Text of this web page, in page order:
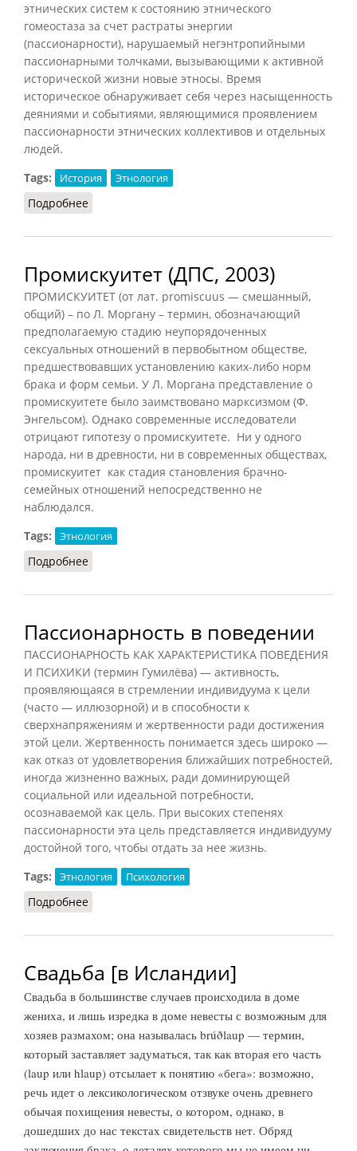
этнических систем к состоянию этнического
гомеостаза за счет растраты энергии
(пассионарности), нарушаемый негэнтропийными
пассионарными толчками, вызывающими к активной
исторической жизни новые этносы. Время
историческое обнаруживает себя через насыщенность
деяниями и событиями, являющимися проявлением
пассионарности этнических коллективов и отдельных
людей.
Tags:
История Этнология
Подробнее
Промискуитет (ДПС, 2003)
ПРОМИСКУИТЕТ (от лат. promiscuus — смешанный,
общий) – по Л. Моргану – термин, обозначающий
предполагаемую стадию неупорядоченных
сексуальных отношений в первобытном обществе,
предшествовавших установлению каких-либо норм
брака и форм семьи. У Л. Моргана представление о
промискуитете было заимствовано марксизмом (Ф.
Энгельсом). Однако современные исследователи
отрицают гипотезу о промискуитете. Ни у одного
народа, ни в древности, ни в современных обществах,
промискуитет как стадия становления брачно-
семейных отношений непосредственно не
наблюдался.
Tags:
Этнология
Подробнее
Пассионарность в поведении
ПАССИОНАРНОСТЬ КАК ХАРАКТЕРИСТИКА ПОВЕДЕНИЯ
И ПСИХИКИ (термин Гумилёва) — активность,
проявляющаяся в стремлении индивидуума к цели
(часто — иллюзорной) и в способности к
сверхнапряжениям и жертвенности ради достижения
этой цели. Жертвенность понимается здесь широко —
как отказ от удовлетворения ближайших потребностей,
иногда жизненно важных, ради доминирующей
социальной или идеальной потребности,
осознаваемой как цель. При высоких степенях
пассионарности эта цель представляется индивидууму
достойной того, чтобы отдать за нее жизнь.
Tags:
Этнология Психология
Подробнее
Свадьба [в Исландии]
Свадьба в большинстве случаев происходила в доме
жениха, и лишь изредка в доме невесты с возможным для
хозяев размахом; она называлась brúðlaup — термин,
который заставляет задуматься, так как вторая его часть
(laup или hlaup) отсылает к понятию «бега»: возможно,
речь идет о лексикологическом отзвуке очень древнего
обычая похищения невесты, о котором, однако, в
дошедших до нас текстах свидетельств нет. Обряд